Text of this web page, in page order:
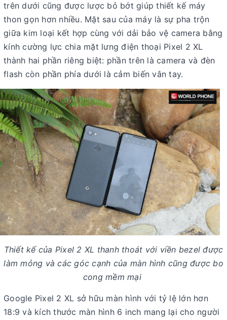
trên dưới cũng được lược bỏ bớt giúp thiết kế máy
thon gọn hơn nhiều. Mặt sau của máy là sự pha trộn
giữa kim loại kết hợp cùng với dải bảo vệ camera bằng
kính cường lực chia mặt lưng điện thoại Pixel 2 XL
thành hai phần riêng biệt: phần trên là camera và đèn
flash còn phần phía dưới là cảm biến vân tay.
Thiết kế của Pixel 2 XL thanh thoát với viền bezel được
làm mỏng và các góc cạnh của màn hình cũng được bo
cong mềm mại
Google Pixel 2 XL sở hữu màn hình với tỷ lệ lớn hơn
18:9 và kích thước màn hình 6 inch mang lại cho người